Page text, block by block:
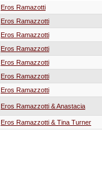
Eros Ramazotti
Eros Ramazzotti
Eros Ramazzotti
Eros Ramazzotti
Eros Ramazzotti
Eros Ramazzotti
Eros Ramazzotti
Eros Ramazzotti & Anastacia
Eros Ramazzotti & Tina Turner